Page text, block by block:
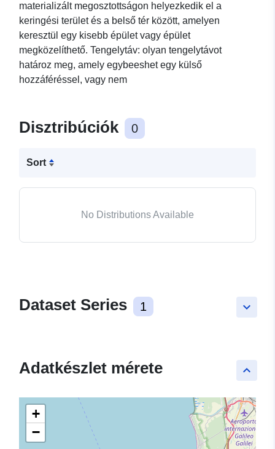
materializált megosztottságon helyezkedik el a
keringési terület és a belső tér között, amelyen
keresztül egy kisebb épület vagy épület
megközelíthető. Tengelytáv: olyan tengelytávot
határoz meg, amely egybeeshet egy külső
hozzáféréssel, vagy nem
Disztribúciók 0
Sort
No Distributions Available
keyboard_arrow_down
Dataset Series 1
keyboard_arrow_up
Adatkészlet mérete
+
−